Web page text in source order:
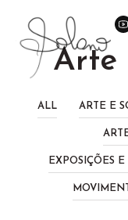
Arte
ALL ARTE E
EXPOSIÇÕES